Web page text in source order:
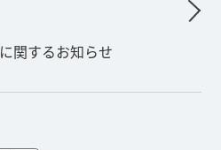
関するお知らせ